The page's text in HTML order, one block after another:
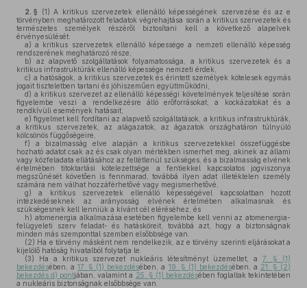
2. § (1) A kritikus szervezetek ellenálló képességének szervezése és az e
törvényben meghatározott feladatok végrehajtása során a kritikus szervezetek és
természetes személyek részéről biztosítani kell a következő alapelvek
érvényesülését:
a) a kritikus szervezetek ellenálló képessége a nemzeti ellenálló képesség
rendszerének meghatározó része,
b) az alapvető szolgáltatások folyamatossága, a kritikus szervezetek és a
kritikus infrastruktúrák ellenálló képessége nemzeti érdek,
c) a hatóságok, a kritikus szervezetek és érintett személyek kötelesek egymás
jogait tiszteletben tartani és jóhiszeműen együttműködni,
d) a kritikus szervezet az ellenálló képességi követelmények teljesítése során
figyelembe veszi a rendelkezésre álló erőforrásokat, a kockázatokat és a
rendkívüli események hatásait,
e) figyelmet kell fordítani az alapvető szolgáltatások, a kritikus infrastruktúrák,
a kritikus szervezetek, az alágazatok, az ágazatok országhatáron túlnyúló
kölcsönös függőségeire,
f) a bizalmasság elve alapján a kritikus szervezetekkel összefüggésbe
hozható adatot csak az és csak olyan mértékben ismerhet meg, akinek az állami
vagy közfeladata ellátásához az feltétlenül szükséges, és a bizalmasság elvének
értelmében titoktartási kötelezettsége a fentiekkel kapcsolatos jogviszonya
megszűnését követően is fennmarad, továbbá ilyen adat illetéktelen személy
számára nem válhat hozzáférhetővé vagy megismerhetővé,
g) a kritikus szervezetek ellenálló képességével kapcsolatban hozott
intézkedéseknek az arányosság elvének értelmében alkalmasnak és
szükségesnek kell lenniük a kívánt cél eléréséhez, és
h) atomenergia alkalmazása esetében figyelembe kell venni az atomenergia-
felügyeleti szerv feladat- és hatásköreit, továbbá azt, hogy a biztonságnak
minden más szemponttal szemben elsőbbsége van.
(2) Ha e törvény másként nem rendelkezik, az e törvény szerinti eljárásokat a
kijelölő hatóság hivatalból folytatja le.
(3) Ha a kritikus szervezet nukleáris létesítményt üzemeltet, a 7. § (1)
bekezdésében, a17. § (1) bekezdésében, a 19. § (1) bekezdésében, a 21. § (2)
bekezdés d) pontjában, valamint a 25. § (1) bekezdésében foglaltak tekintetében
a nukleáris biztonságnak elsőbbsége van.